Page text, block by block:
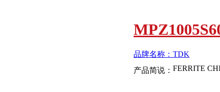
品牌名称：TDK
产品简说：